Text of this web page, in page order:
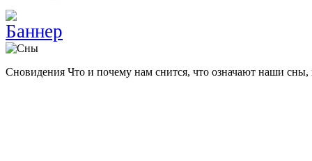
Сновидения Что и почему нам снится, что означают наши